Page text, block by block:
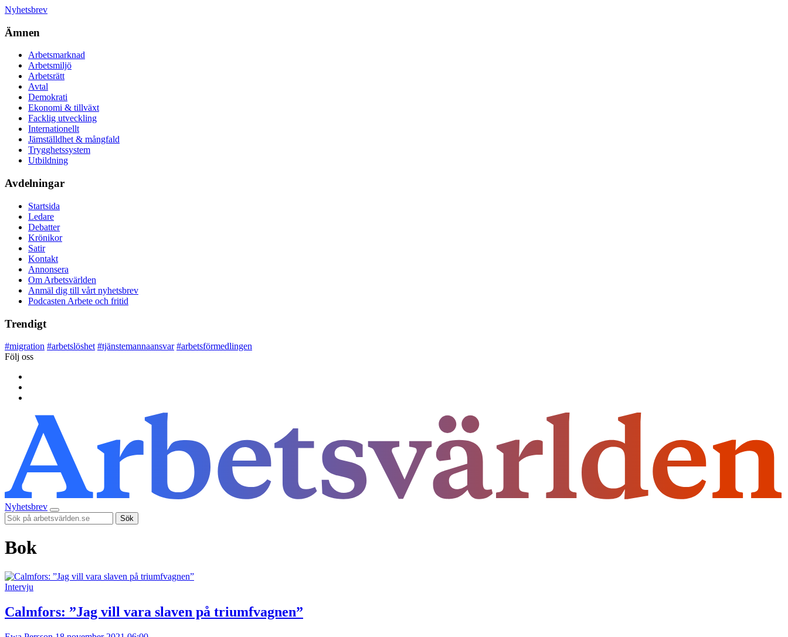
Nyhetsbrev
Ämnen
Arbetsmarknad
Arbetsmiljö
Arbetsrätt
Avtal
Demokrati
Ekonomi & tillväxt
Facklig utveckling
Internationellt
Jämställdhet & mångfald
Trygghetssystem
Utbildning
Avdelningar
Startsida
Ledare
Debatter
Krönikor
Satir
Kontakt
Annonsera
Om Arbetsvärlden
Anmäl dig till vårt nyhetsbrev
Podcasten Arbete och fritid
Trendigt
#migration #arbetslöshet #tjänstemannaansvar #arbetsförmedlingen
Följ oss
Nyhetsbrev
Sök
Bok
Intervju
Calmfors: ”Jag vill vara slaven på triumfvagnen”